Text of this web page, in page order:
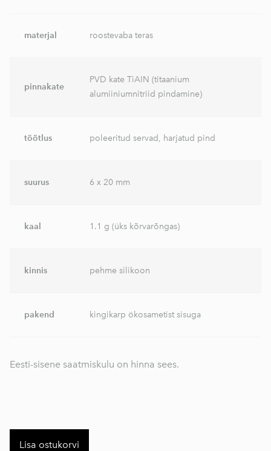
materjal roostevaba teras
pinnakate
PVD kate TiAIN (titaanium
alumiiniumnitriid pindamine)
töötlus poleeritud servad, harjatud pind
suurus 6 x 20 mm
kaal 1.1 g (üks kõrvarõngas)
kinnis pehme silikoon
pakend kingikarp ökosametist sisuga
Eesti-sisene saatmiskulu on hinna sees.
Lisa ostukorvi